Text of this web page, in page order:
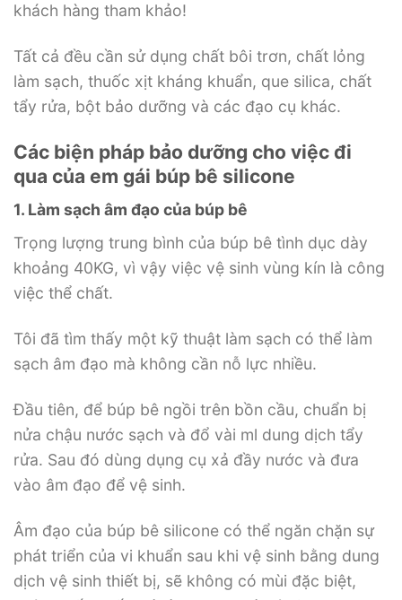
khách hàng tham khảo!
Tất cả đều cần sử dụng chất bôi trơn, chất lỏng
làm sạch, thuốc xịt kháng khuẩn, que silica, chất
tẩy rửa, bột bảo dưỡng và các đạo cụ khác.
Các biện pháp bảo dưỡng cho việc đi
qua của em gái búp bê silicone
1. Làm sạch âm đạo của búp bê
Trọng lượng trung bình của búp bê tình dục dày
khoảng 40KG, vì vậy việc vệ sinh vùng kín là công
việc thể chất.
Tôi đã tìm thấy một kỹ thuật làm sạch có thể làm
sạch âm đạo mà không cần nỗ lực nhiều.
Đầu tiên, để búp bê ngồi trên bồn cầu, chuẩn bị
nửa chậu nước sạch và đổ vài ml dung dịch tẩy
rửa. Sau đó dùng dụng cụ xả đầy nước và đưa
vào âm đạo để vệ sinh.
Âm đạo của búp bê silicone có thể ngăn chặn sự
phát triển của vi khuẩn sau khi vệ sinh bằng dung
dịch vệ sinh thiết bị, sẽ không có mùi đặc biệt,